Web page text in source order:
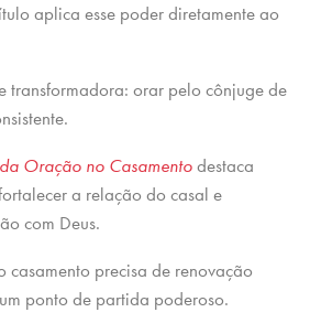
aplica esse poder diretamente ao
transformadora: orar pelo cônjuge de
Oração no Casamentodestaca
a relação do casal e
com Deus.
casamento precisa de renovação
ponto de partida poderoso.